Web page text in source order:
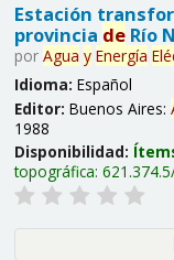
Estación
provincia deRío
por Agua y Energía
Idioma: Español
Editor: Buenos Aires:
1988
Disponibilidad:
topográfica: